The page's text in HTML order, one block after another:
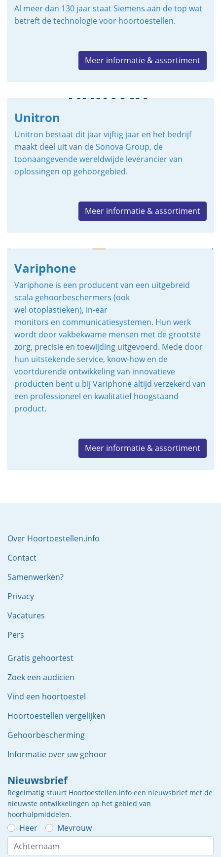
Al meer dan 130 jaar staat Siemens aan de top wat
betreft de technologie voor hoortoestellen.
Meer informatie & assortiment
Unitron
Unitron bestaat dit jaar vijftig jaar en het bedrijf
maakt deel uit van de Sonova Group, de
toonaangevende wereldwijde leverancier van
oplossingen op gehoorgebied.
Meer informatie & assortiment
Variphone
Variphone is een producent van een uitgebreid
scala gehoorbeschermers (ook
wel otoplastieken), in-ear
monitors en communicatiesystemen. Hun werk
wordt door vakbekwame mensen met de grootste
zorg, precisie en toewijding uitgevoerd. Mede door
hun uitstekende service, know-how en de
voortdurende ontwikkeling van innovatieve
producten bent u bij Variphone altijd verzekerd van
een professioneel en kwalitatief hoogstaand
product.
Meer informatie & assortiment
Over Hoortoestellen.info
Contact
Samenwerken?
Privacy
Vacatures
Pers
Gratis gehoortest
Zoek een audicien
Vind een hoortoestel
Hoortoestellen vergelijken
Gehoorbescherming
Informatie over uw gehoor
Nieuwsbrief
Regelmatig stuurt Hoortoestellen.info een nieuwsbrief met de
nieuwste ontwikkelingen op het gebied van
hoorhulpmiddelen.
Heer Mevrouw